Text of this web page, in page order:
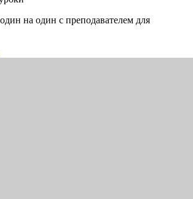
на один с преподавателем для